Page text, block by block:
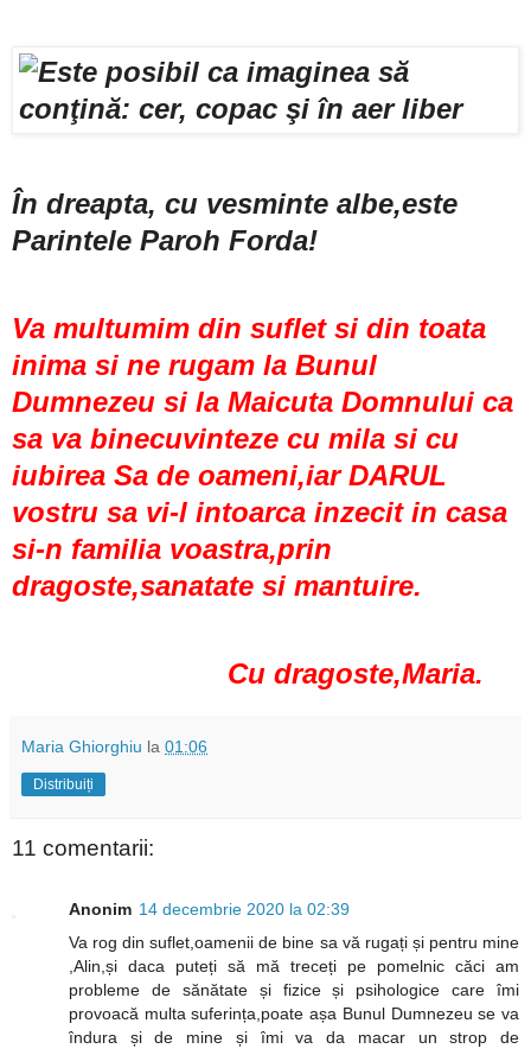
În dreapta, cu vesminte albe,este
Parintele Paroh Forda!
Va multumim din suflet si din toata
inima si ne rugam la Bunul
Dumnezeu si la Maicuta Domnului ca
sa va binecuvinteze cu mila si cu
iubirea Sa de oameni,iar DARUL
vostru sa vi-l intoarca inzecit in casa
si-n familia voastra,prin
dragoste,sanatate si mantuire.
Cu dragoste,Maria.
Maria Ghiorghiu la 01:06
Distribuiți
11 comentarii:
Anonim 14 decembrie 2020 la 02:39
Va rog din suflet,oamenii de bine sa vă rugați și pentru mine
,Alin,și daca puteți să mă treceți pe pomelnic căci am
probleme de sănătate și fizice și psihologice care îmi
provoacă multa suferința,poate așa Bunul Dumnezeu se va
îndura și de mine și îmi va da macar un strop de